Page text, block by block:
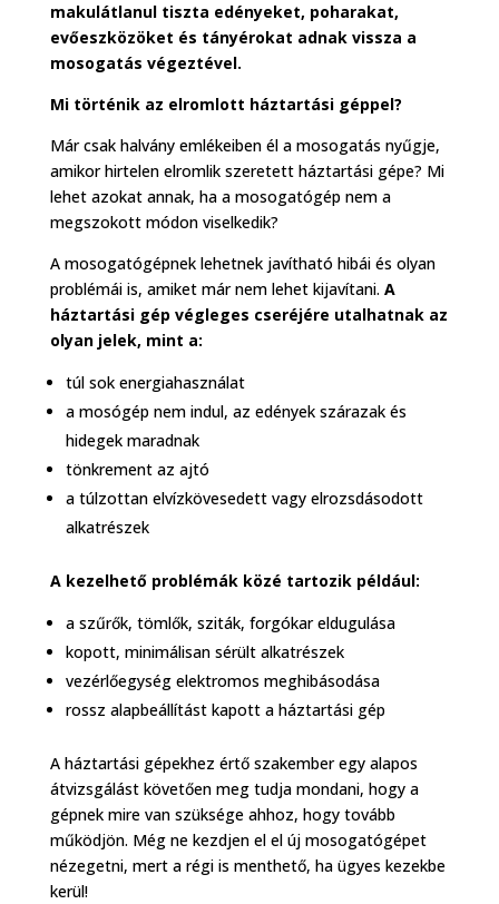
makulátlanul tiszta edényeket, poharakat,
evőeszközöket és tányérokat adnak vissza a
mosogatás végeztével.
Mi történik az elromlott háztartási géppel?
Már csak halvány emlékeiben él a mosogatás nyűgje,
amikor hirtelen elromlik szeretett háztartási gépe? Mi
lehet azokat annak, ha a mosogatógép nem a
megszokott módon viselkedik?
A mosogatógépnek lehetnek javítható hibái és olyan
problémái is, amiket már nem lehet kijavítani. A
háztartási gép végleges cseréjére utalhatnak az
olyan jelek, mint a:
túl sok energiahasználat
a mosógép nem indul, az edények szárazak és
hidegek maradnak
tönkrement az ajtó
a túlzottan elvízkövesedett vagy elrozsdásodott
alkatrészek
A kezelhető problémák közé tartozik például:
a szűrők, tömlők, sziták, forgókar eldugulása
kopott, minimálisan sérült alkatrészek
vezérlőegység elektromos meghibásodása
rossz alapbeállítást kapott a háztartási gép
A háztartási gépekhez értő szakember egy alapos
átvizsgálást követően meg tudja mondani, hogy a
gépnek mire van szüksége ahhoz, hogy tovább
működjön. Még ne kezdjen el el új mosogatógépet
nézegetni, mert a régi is menthető, ha ügyes kezekbe
kerül!